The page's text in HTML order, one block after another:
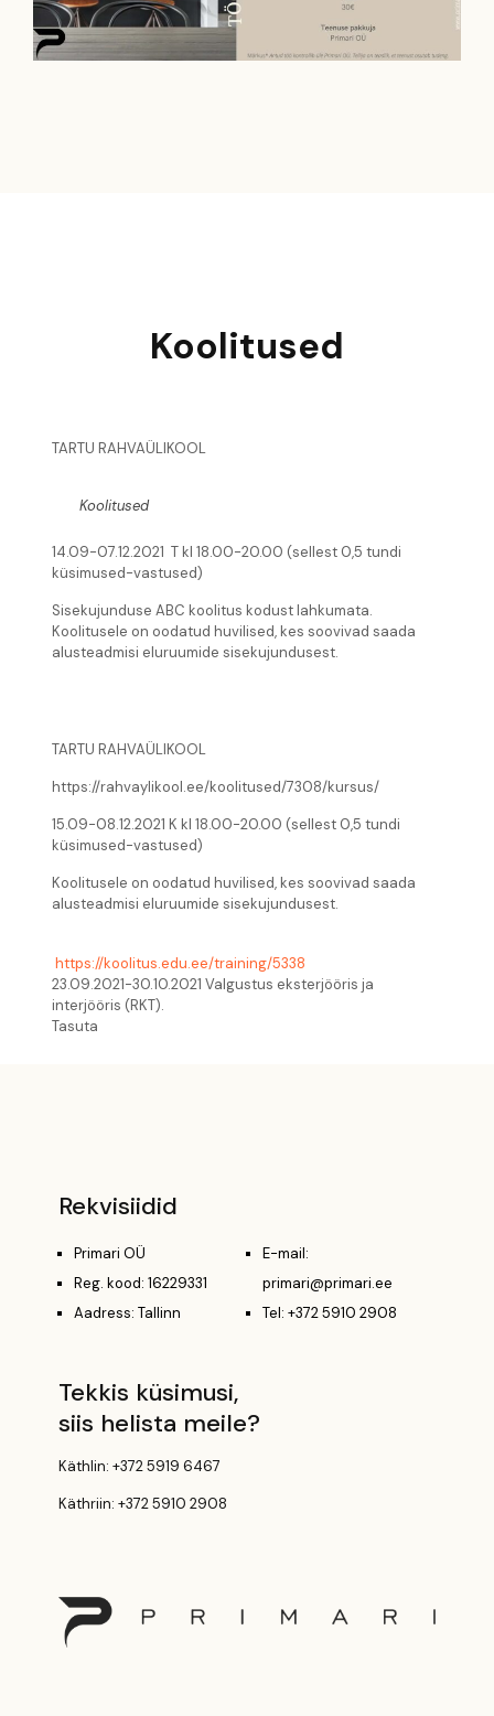
Koolitused
TARTU RAHVAÜLIKOOL
Koolitused
14.09-07.12.2021 T kl 18.00-20.00 (sellest 0,5 tundi
küsimused-vastused)
Sisekujunduse ABC koolitus kodust lahkumata.
Koolitusele on oodatud huvilised, kes soovivad saada
alusteadmisi eluruumide sisekujundusest.
TARTU RAHVAÜLIKOOL
https://rahvaylikool.ee/koolitused/7308/kursus/
15.09-08.12.2021 K kl 18.00-20.00 (sellest 0,5 tundi
küsimused-vastused)
Koolitusele on oodatud huvilised, kes soovivad saada
alusteadmisi eluruumide sisekujundusest.
https://koolitus.edu.ee/training/5338
23.09.2021-30.10.2021 Valgustus eksterjööris ja
interjööris (RKT).
Tasuta
Rekvisiidid
Primari OÜ
Reg. kood: 16229331
Aadress: Tallinn
E-mail:
primari@primari.ee
Tel: +372 5910 2908
Tekkis küsimusi,
siis helista meile?
Käthlin: +372 5919 6467
Käthriin: +372 5910 2908